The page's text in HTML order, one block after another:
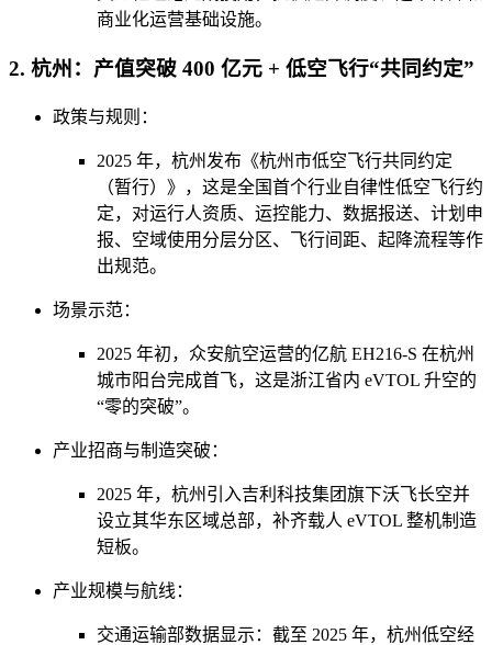
商业化运营基础设施。
2. 杭州：产值突破 400 亿元 + 低空飞行“共同约定”
政策与规则：
2025 年，杭州发布《杭州市低空飞行共同约定
（暂行）》，这是全国首个行业自律性低空飞行约
定，对运行人资质、运控能力、数据报送、计划申
报、空域使用分层分区、飞行间距、起降流程等作
出规范。
场景示范：
2025 年初，众安航空运营的亿航 EH216-S 在杭州
城市阳台完成首飞，这是浙江省内 eVTOL 升空的
“零的突破”。
产业招商与制造突破：
2025 年，杭州引入吉利科技集团旗下沃飞长空并
设立其华东区域总部，补齐载人 eVTOL 整机制造
短板。
产业规模与航线：
交通运输部数据显示：截至 2025 年，杭州低空经